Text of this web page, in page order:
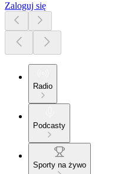
Zaloguj się
Radio
Podcasty
Sporty na żywo